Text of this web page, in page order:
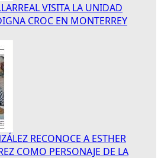
VISITA LA UNIDAD
CROC EN MONTERREY
RECONOCE A ESTHER
COMO PERSONAJE DE LA